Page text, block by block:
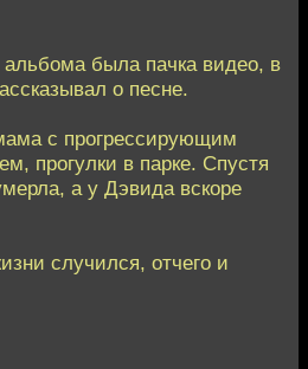
была пачка видео, в
о песне.
с прогрессирующим
прогулки в парке. Спустя
а у Дэвида вскоре
случился, отчего и